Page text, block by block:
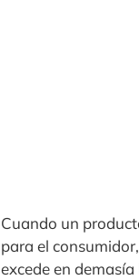
Cuando un
para el
excede en